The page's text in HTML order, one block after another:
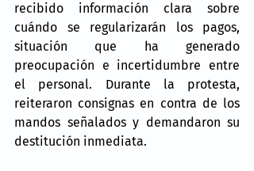
recibido información clara sobre
cuándo se regularizarán los pagos,
situación que ha generado
preocupación e incertidumbre entre
el personal. Durante la protesta,
reiteraron consignas en contra de los
mandos señalados y demandaron su
destitución inmediata.